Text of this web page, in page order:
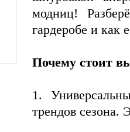
модниц!
гардеробе и как
Почему стоит
1.
трендов сезона.